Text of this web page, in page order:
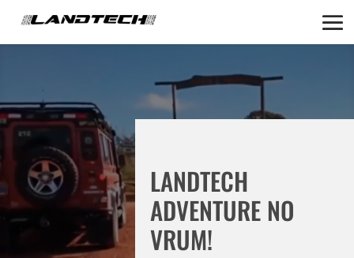
LANDTECH
ADVENTURE NO
VRUM!